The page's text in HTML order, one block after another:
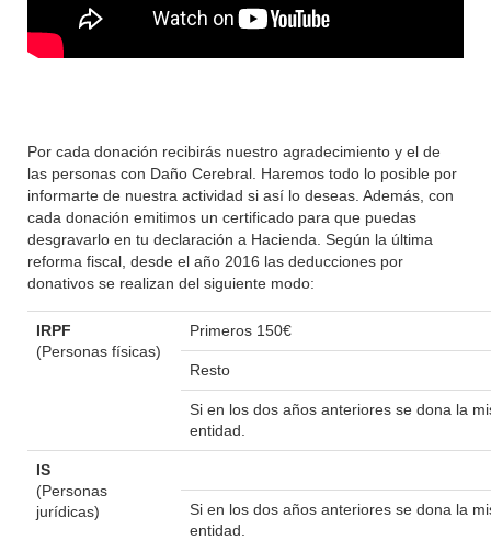
Por cada donación recibirás nuestro agradecimiento y el de
las personas con Daño Cerebral. Haremos todo lo posible por
informarte de nuestra actividad si así lo deseas. Además, con
cada donación emitimos un certificado para que puedas
desgravarlo en tu declaración a Hacienda. Según la última
reforma fiscal, desde el año 2016 las deducciones por
donativos se realizan del siguiente modo:
IRPF
(Personas físicas)
Primeros 150€
Resto
Si en los dos años anteriores se dona la
entidad.
IS
(Personas
jurídicas)
Si en los dos años anteriores se dona la
entidad.